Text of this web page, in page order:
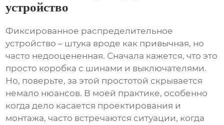
устройство
Фиксированное распределительное
устройство – штука вроде как привычная, но
часто недооцененная. Сначала кажется, что это
просто коробка с шинами и выключателями.
Но, поверьте, за этой простотой скрывается
немало нюансов. В моей практике, особенно
когда дело касается проектирования и
монтажа, часто встречаются ситуации, когда